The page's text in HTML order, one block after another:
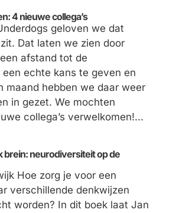
4 nieuwe collega’s
geloven we dat
Dat laten we zien door
afstand tot de
echte kans te geven en
maand hebben we daar weer
in gezet. We mochten
collega’s verwelkomen!...
brein: neurodiversiteit op de
Hoe zorg je voor een
verschillende denkwijzen
worden? In dit boek laat Jan